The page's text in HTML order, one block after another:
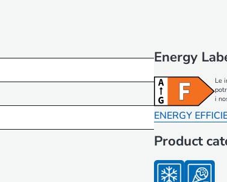
Energy
Le
i
ENERGY
Product